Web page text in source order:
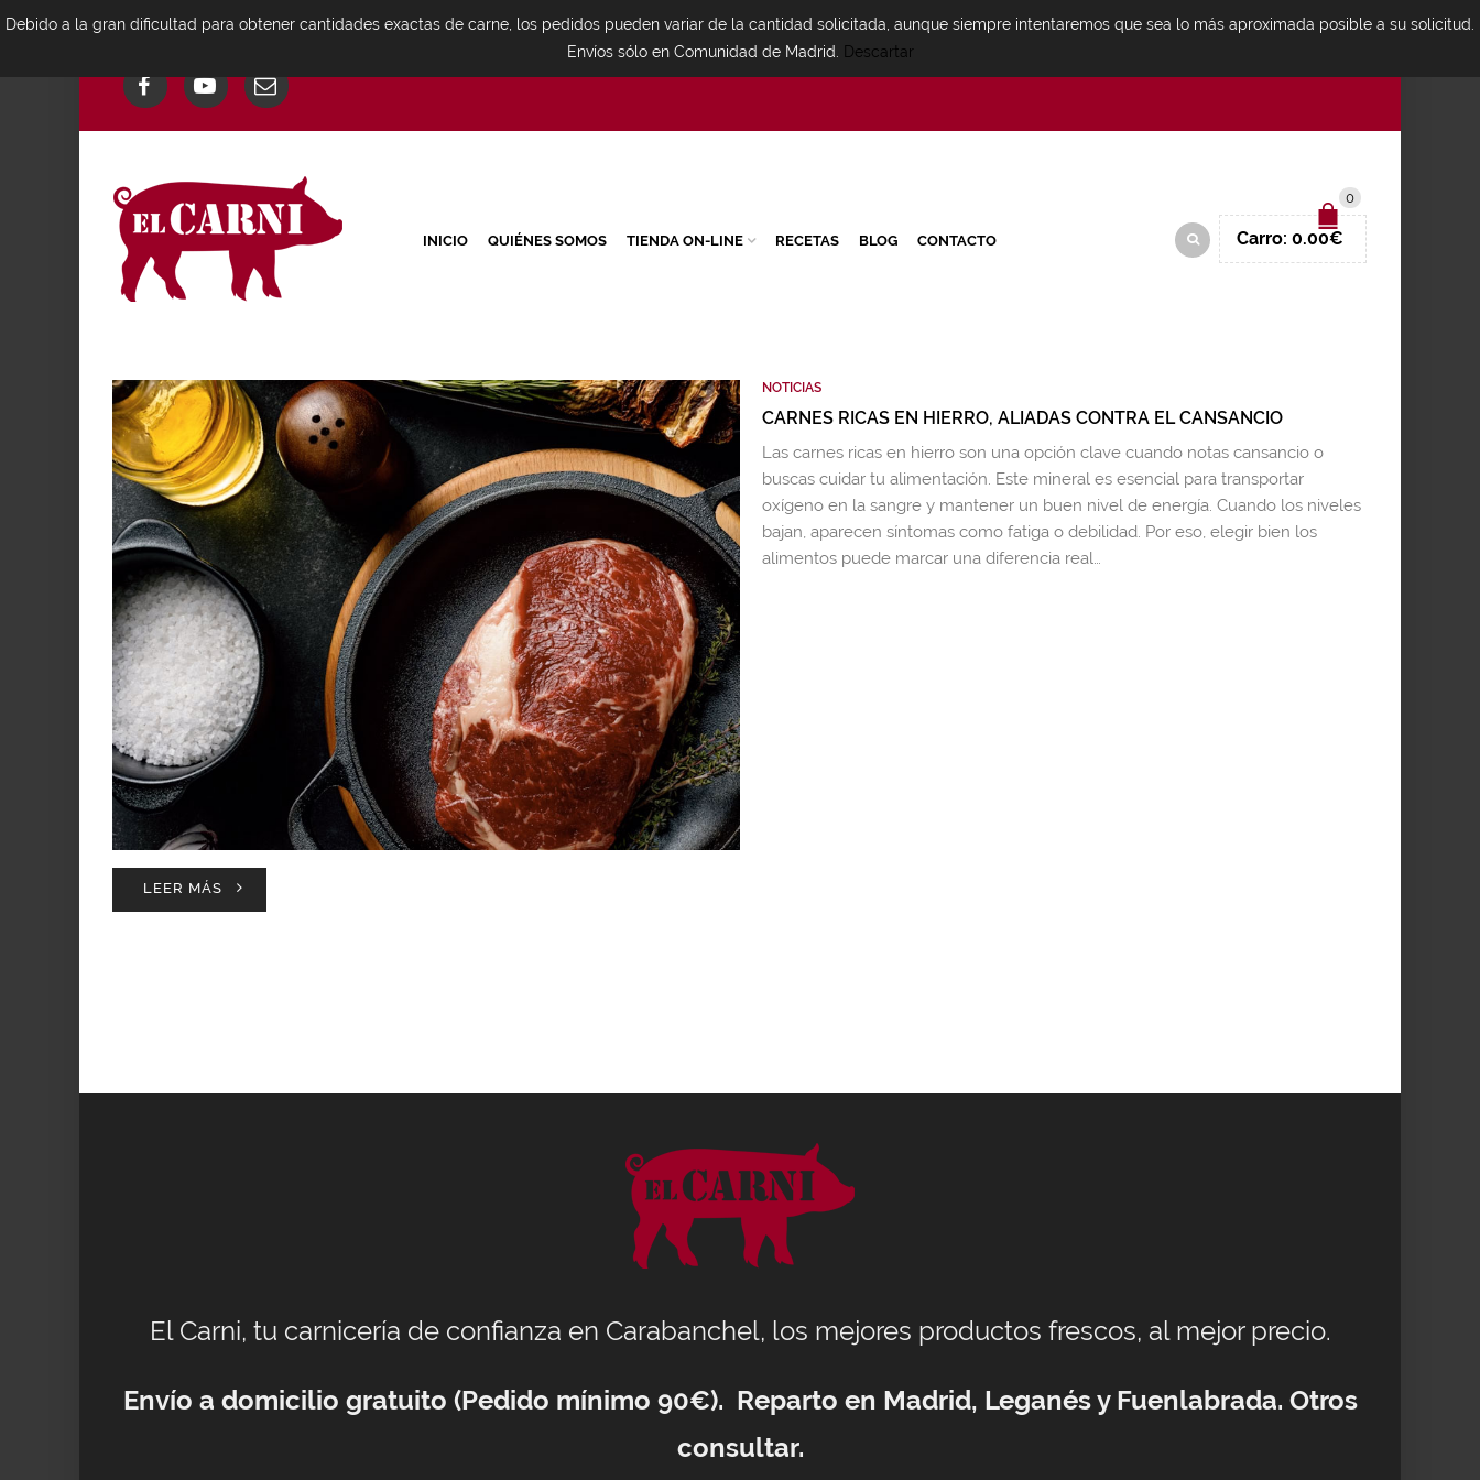
INICIO QUIÉNES SOMOS TIENDA ON-LINE RECETAS BLOG CONTACTO
0
Carro: 0.00€
NOTICIAS
CARNES RICAS EN HIERRO, ALIADAS CONTRA EL CANSANCIO
Las carnes ricas en hierro son una opción clave cuando notas cansancio o
buscas cuidar tu alimentación. Este mineral es esencial para transportar
oxígeno en la sangre y mantener un buen nivel de energía. Cuando los niveles
bajan, aparecen síntomas como fatiga o debilidad. Por eso, elegir bien los
alimentos puede marcar una diferencia real…
LEER MÁS
El Carni, tu carnicería de confianza en Carabanchel, los mejores productos frescos, al mejor precio.
Envío a domicilio gratuito (Pedido mínimo 90€). Reparto en Madrid, Leganés y Fuenlabrada. Otros
consultar.
Debido a la gran dificultad para obtener cantidades exactas de carne, los pedidos pueden variar de la cantidad solicitada, aunque siempre intentaremos que sea lo más aproximada posible a su solicitud.
Envíos sólo en Comunidad de Madrid.
Descartar